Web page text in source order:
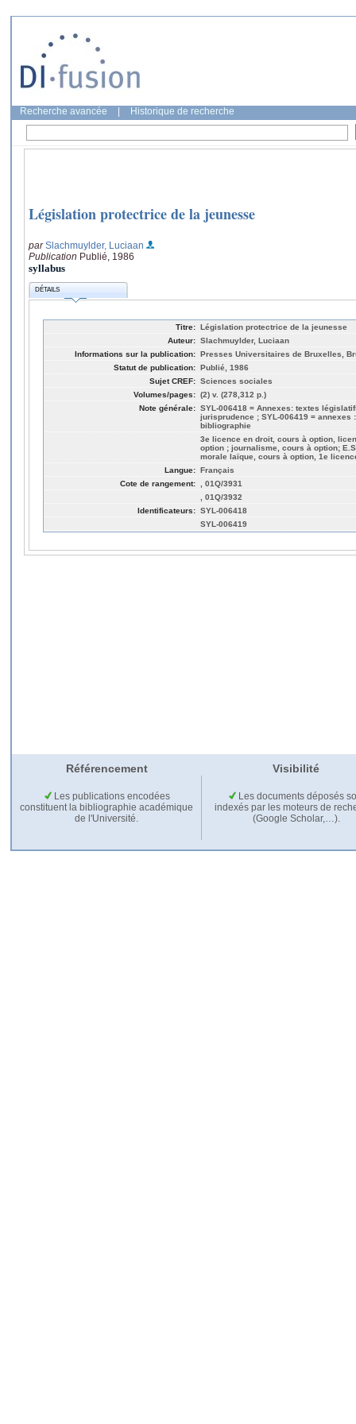
Recherche avancée Historique de recherche
Législation protectrice de la jeunesse
parSlachmuylder, Luciaan
Publication Publié, 1986
syllabus
DÉTAILS
Titre: Législation protectrice de la jeunesse
Auteur: Slachmuylder, Luciaan
Informations sur la publication: Presses Universitaires de Bruxelles,
Statut de publication: Publié, 1986
Sujet CREF: Sciences sociales
Volumes/pages: (2) v. (278,312 p.)
Note générale: SYL-006418 = Annexes: textes
jurisprudence ; SYL-006419 =
bibliographie
3e licence en droit, cours à option,
option ; journalisme, cours à option;
morale laïque, cours à option, 1e
Langue: Français
Cote de rangement:
, 01Q/3931
, 01Q/3932
Identificateurs: SYL-006418
SYL-006419
Référencement Visibilité
Les publications encodées
constituent la bibliographie académique
de l'Université.
Les documents déposés
indexés par les moteurs de
(Google Scholar,…).